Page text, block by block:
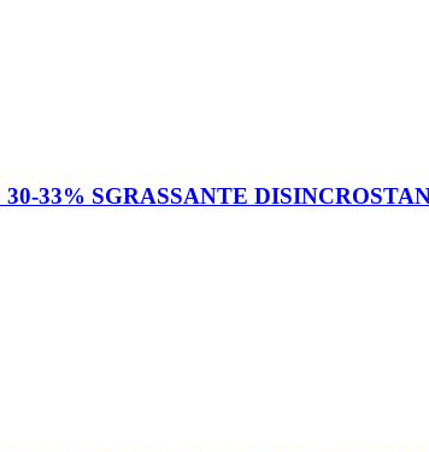
33% SGRASSANTE